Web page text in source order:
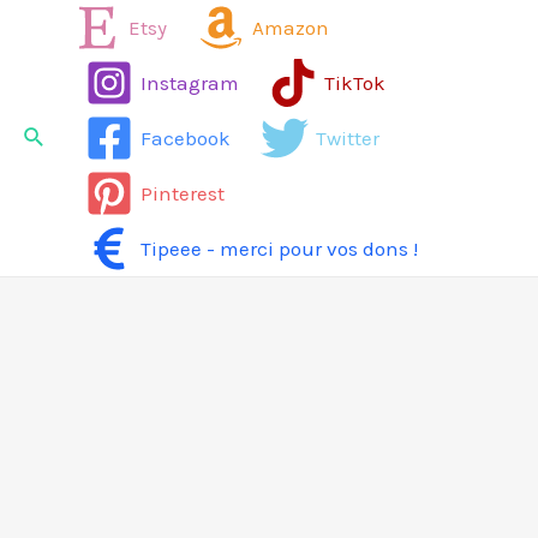
Rechercher
Etsy Amazon
Instagram TikTok
Facebook Twitter
Pinterest
Tipeee - merci pour vos dons !